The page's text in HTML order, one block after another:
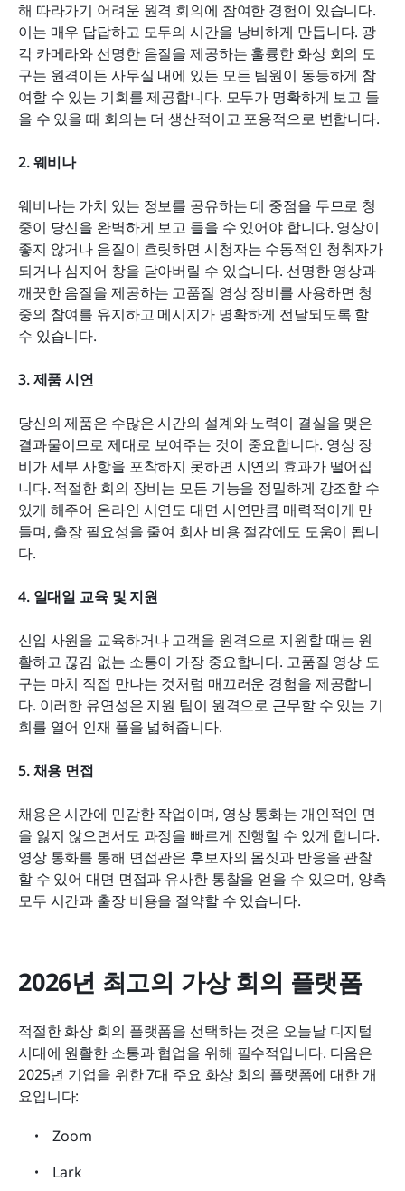
해 따라가기 어려운 원격 회의에 참여한 경험이 있습니다.
이는 매우 답답하고 모두의 시간을 낭비하게 만듭니다. 광
각 카메라와 선명한 음질을 제공하는 훌륭한 화상 회의 도
구는 원격이든 사무실 내에 있든 모든 팀원이 동등하게 참
여할 수 있는 기회를 제공합니다. 모두가 명확하게 보고 들
을 수 있을 때 회의는 더 생산적이고 포용적으로 변합니다.
2. 웨비나
웨비나는 가치 있는 정보를 공유하는 데 중점을 두므로 청
중이 당신을 완벽하게 보고 들을 수 있어야 합니다. 영상이
좋지 않거나 음질이 흐릿하면 시청자는 수동적인 청취자가
되거나 심지어 창을 닫아버릴 수 있습니다. 선명한 영상과
깨끗한 음질을 제공하는 고품질 영상 장비를 사용하면 청
중의 참여를 유지하고 메시지가 명확하게 전달되도록 할
수 있습니다.
3. 제품 시연
당신의 제품은 수많은 시간의 설계와 노력이 결실을 맺은
결과물이므로 제대로 보여주는 것이 중요합니다. 영상 장
비가 세부 사항을 포착하지 못하면 시연의 효과가 떨어집
니다. 적절한 회의 장비는 모든 기능을 정밀하게 강조할 수
있게 해주어 온라인 시연도 대면 시연만큼 매력적이게 만
들며, 출장 필요성을 줄여 회사 비용 절감에도 도움이 됩니
다.
4. 일대일 교육 및 지원
신입 사원을 교육하거나 고객을 원격으로 지원할 때는 원
활하고 끊김 없는 소통이 가장 중요합니다. 고품질 영상 도
구는 마치 직접 만나는 것처럼 매끄러운 경험을 제공합니
다. 이러한 유연성은 지원 팀이 원격으로 근무할 수 있는 기
회를 열어 인재 풀을 넓혀줍니다.
5. 채용 면접
채용은 시간에 민감한 작업이며, 영상 통화는 개인적인 면
을 잃지 않으면서도 과정을 빠르게 진행할 수 있게 합니다.
영상 통화를 통해 면접관은 후보자의 몸짓과 반응을 관찰
할 수 있어 대면 면접과 유사한 통찰을 얻을 수 있으며, 양측
모두 시간과 출장 비용을 절약할 수 있습니다.
2026년 최고의 가상 회의 플랫폼
적절한 화상 회의 플랫폼을 선택하는 것은 오늘날 디지털
시대에 원활한 소통과 협업을 위해 필수적입니다. 다음은
2025년 기업을 위한 7대 주요 화상 회의 플랫폼에 대한 개
요입니다:
Zoom
Lark